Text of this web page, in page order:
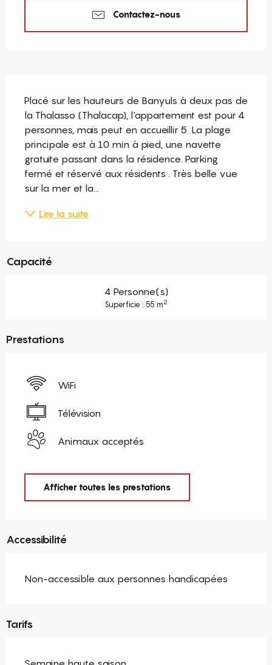
Contactez-nous
Placé sur les hauteurs de Banyuls à deux pas de
la Thalasso (Thalacap), l'appartement est pour 4
personnes, mais peut en accueillir 5. La plage
principale est à 10 min à pied, une navette
gratuite passant dans la résidence. Parking
fermé et réservé aux résidents . Très belle vue
sur la mer et la...
Lire la suite
Capacité
4 Personne(s)
Superficie : 55 m2
Prestations
WiFi
Télévision
Animaux acceptés
Afficher toutes les prestations
Accessibilité
Non-accessible aux personnes handicapées
Tarifs